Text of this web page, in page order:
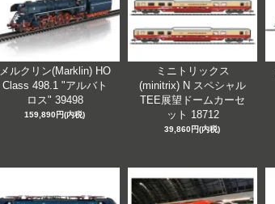
メルクリン(Marklin) HO
Class 498.1 "アルバト
ロス" 39498
159,890円(内税)
ミニトリックス
(minitrix) N スペシャル
TEE展望ドームカーセ
ット 18712
39,860円(内税)